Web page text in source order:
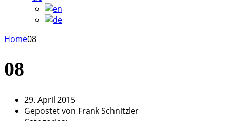
Home08
08
29. April 2015
Gepostet von Frank Schnitzler